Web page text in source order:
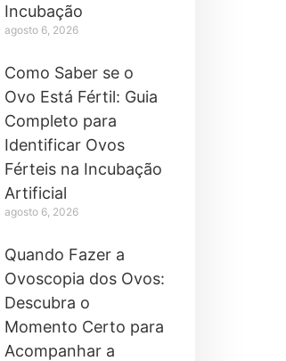
Incubação
agosto 6, 2026
Como Saber se o
Ovo Está Fértil: Guia
Completo para
Identificar Ovos
Férteis na Incubação
Artificial
agosto 6, 2026
Quando Fazer a
Ovoscopia dos Ovos:
Descubra o
Momento Certo para
Acompanhar a